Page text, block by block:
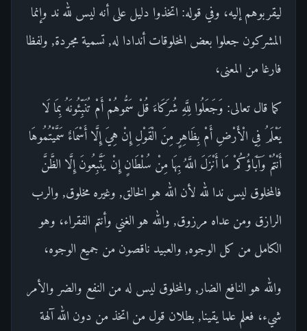
ليقربوهم إليه، وفي قوله: اتخذوا دليل على أنه ليس لله ند وإنما
المشركون جعلوا بعض المخلوقات أندادا له, تسمية مجردة, ولفظا
فارغا من المعنى،
كما قال تعالى: وَجَعَلُوا لِلَّهِ شُرَكَاءَ قُلْ سَمُّوهُمْ أَمْ تُنَبِّئُونَهُ بِمَا لَا
يَعْلَمُ فِي الْأَرْضِ أَمْ بِظَاهِرٍ مِنَ الْقَوْلِ إِنْ هِيَ إِلَّا أَسْمَاءٌ سَمَّيْتُمُوهَا
أَنْتُمْ وَآبَاؤُكُمْ مَا أَنْزَلَ اللَّهُ بِهَا مِنْ سُلْطَانٍ إِنْ يَتَّبِعُونَ إِلَّا الظَّنَّ
فالمخلوق ليس ندا لله لأن الله هو الخالق, وغيره مخلوق, والرب
الرازق ومن عداه مرزوق, والله هو الغني وأنتم الفقراء، وهو
الكامل من كل الوجوه, والعبيد ناقصون من جميع الوجوه،
والله هو النافع الضار, والمخلوق ليس له من النفع والضر والأمر
شيء، فعلم علما يقينا, بطلان قول من اتخذ من دون الله آلهة